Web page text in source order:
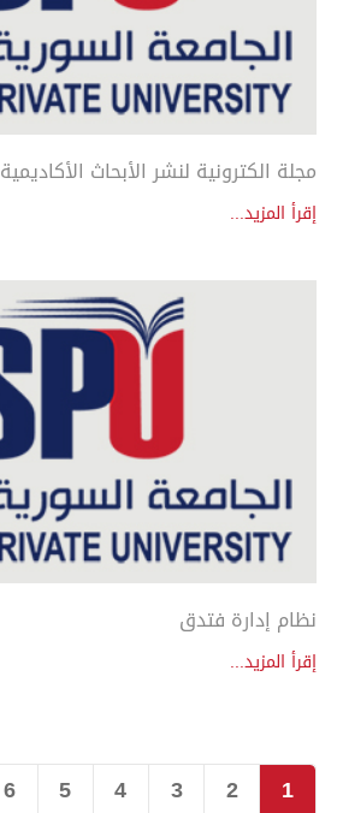
مجلة الكترونية لنشر الأبحاث الأكاديمية
إقرأ المزيد...
نظام إدارة فتدق
إقرأ المزيد...
1
2
3
4
5
6